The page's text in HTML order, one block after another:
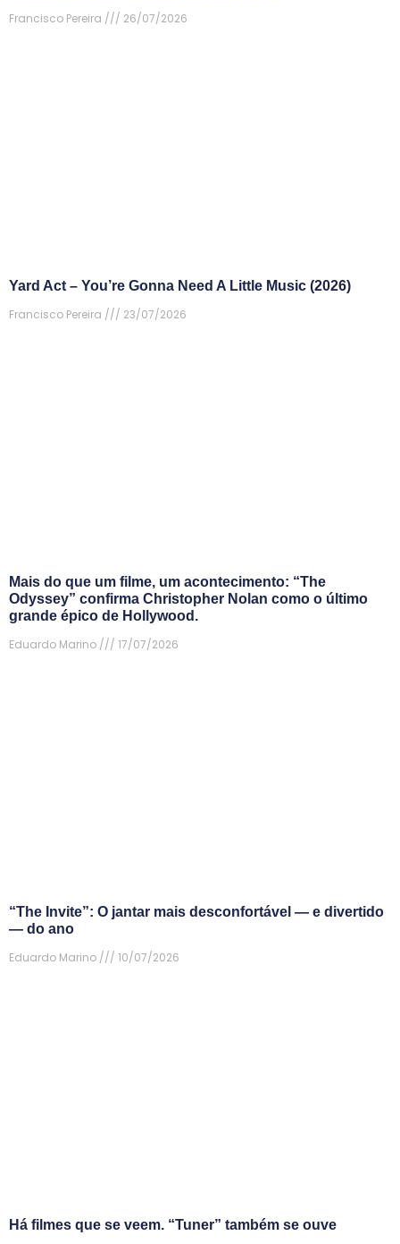
Francisco Pereira
26/07/2026
Yard Act – You’re Gonna Need A Little Music (2026)
Francisco Pereira
23/07/2026
Mais do que um filme, um acontecimento: “The
Odyssey” confirma Christopher Nolan como o último
grande épico de Hollywood.
Eduardo Marino
17/07/2026
“The Invite”: O jantar mais desconfortável — e divertido
— do ano
Eduardo Marino
10/07/2026
Há filmes que se veem. “Tuner” também se ouve